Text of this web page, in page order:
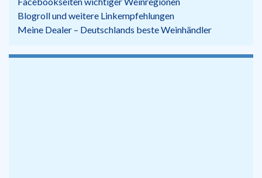
Blogroll und weitere Linkempfehlungen
Meine Dealer – Deutschlands beste Weinhändler